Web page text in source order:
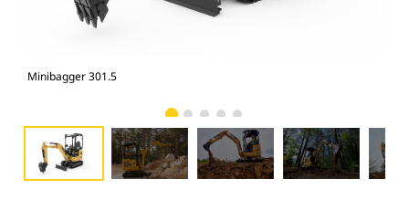
Minibagger 301.5